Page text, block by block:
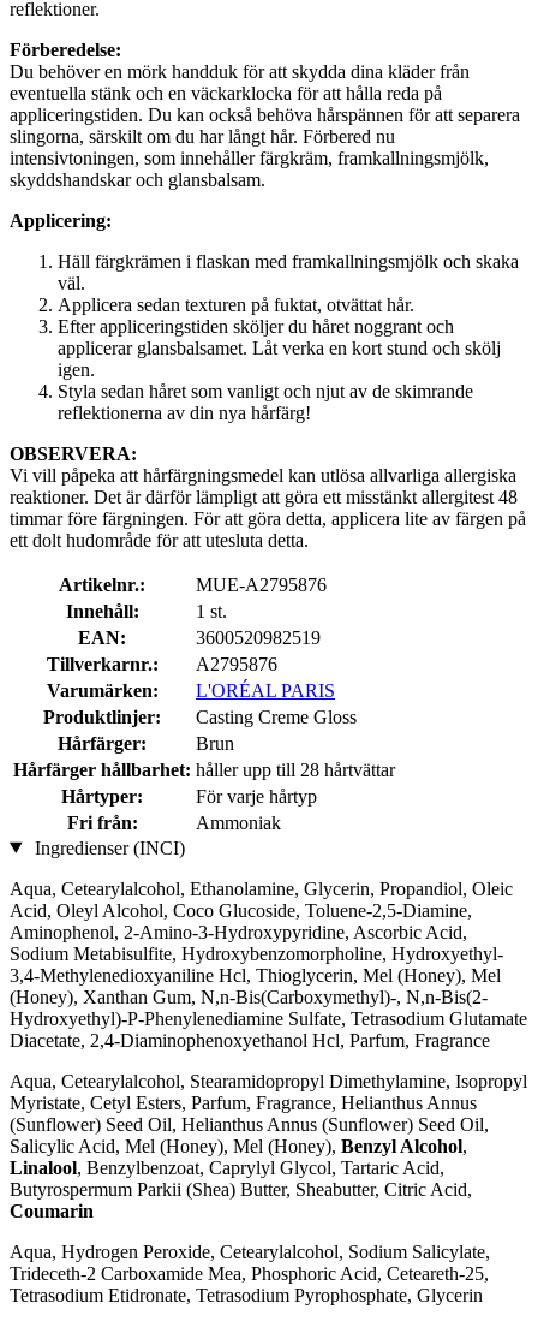
reflektioner.
Förberedelse:
Du behöver en mörk handduk för att skydda dina kläder från
eventuella stänk och en väckarklocka för att hålla reda på
appliceringstiden. Du kan också behöva hårspännen för att separera
slingorna, särskilt om du har långt hår. Förbered nu
intensivtoningen, som innehåller färgkräm, framkallningsmjölk,
skyddshandskar och glansbalsam.
Applicering:
Häll färgkrämen i flaskan med framkallningsmjölk och skaka
väl.
Applicera sedan texturen på fuktat, otvättat hår.
Efter appliceringstiden sköljer du håret noggrant och
applicerar glansbalsamet. Låt verka en kort stund och skölj
igen.
Styla sedan håret som vanligt och njut av de skimrande
reflektionerna av din nya hårfärg!
OBSERVERA:
Vi vill påpeka att hårfärgningsmedel kan utlösa allvarliga allergiska
reaktioner. Det är därför lämpligt att göra ett misstänkt allergitest 48
timmar före färgningen. För att göra detta, applicera lite av färgen på
ett dolt hudområde för att utesluta detta.
Artikelnr.:
MUE-A2795876
Innehåll:
1 st.
EAN:
3600520982519
Tillverkarnr.:
A2795876
Varumärken:
L'ORÉAL PARIS
Produktlinjer:
Casting Creme Gloss
Hårfärger:
Brun
Hårfärger hållbarhet: håller upp till 28 hårtvättar
Hårtyper:
För varje hårtyp
Fri från:
Ammoniak
Ingredienser (INCI)
Aqua, Cetearylalcohol, Ethanolamine, Glycerin, Propandiol, Oleic
Acid, Oleyl Alcohol, Coco Glucoside, Toluene-2,5-Diamine,
Aminophenol, 2-Amino-3-Hydroxypyridine, Ascorbic Acid,
Sodium Metabisulfite, Hydroxybenzomorpholine, Hydroxyethyl-
3,4-Methylenedioxyaniline Hcl, Thioglycerin, Mel (Honey), Mel
(Honey), Xanthan Gum, N,n-Bis(Carboxymethyl)-, N,n-Bis(2-
Hydroxyethyl)-P-Phenylenediamine Sulfate, Tetrasodium Glutamate
Diacetate, 2,4-Diaminophenoxyethanol Hcl, Parfum, Fragrance
Aqua, Cetearylalcohol, Stearamidopropyl Dimethylamine, Isopropyl
Myristate, Cetyl Esters, Parfum, Fragrance, Helianthus Annus
(Sunflower) Seed Oil, Helianthus Annus (Sunflower) Seed Oil,
Salicylic Acid, Mel (Honey), Mel (Honey), Benzyl Alcohol,
Linalool, Benzylbenzoat, Caprylyl Glycol, Tartaric Acid,
Butyrospermum Parkii (Shea) Butter, Sheabutter, Citric Acid,
Coumarin
Aqua, Hydrogen Peroxide, Cetearylalcohol, Sodium Salicylate,
Trideceth-2 Carboxamide Mea, Phosphoric Acid, Ceteareth-25,
Tetrasodium Etidronate, Tetrasodium Pyrophosphate, Glycerin